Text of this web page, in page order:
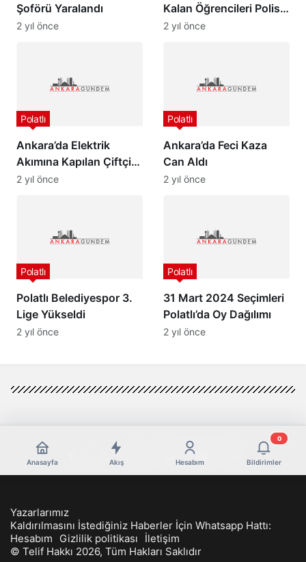
Şoförü Yaralandı
2 yıl önce
Kalan Öğrencileri Polis
Yetiştirdi
2 yıl önce
Ankara’da Elektrik
Akımına Kapılan Çiftçi
Kurtarılamadı…
Polatlı
2 yıl önce
Ankara’da Feci Kaza
Can Aldı
Polatlı
2 yıl önce
Polatlı Belediyespor 3.
Lige Yükseldi
Polatlı
2 yıl önce
31 Mart 2024 Seçimleri
Polatlı’da Oy Dağılımı
Polatlı
2 yıl önce
Anasayfa Akış Hesabım Bildirimler
0
Yazarlarımız
Kaldırılmasını İstediğiniz Haberler İçin Whatsapp Hattı:
Hesabım
Gizlilik politikası
İletişim
© Telif Hakkı 2026, Tüm Hakları Saklıdır